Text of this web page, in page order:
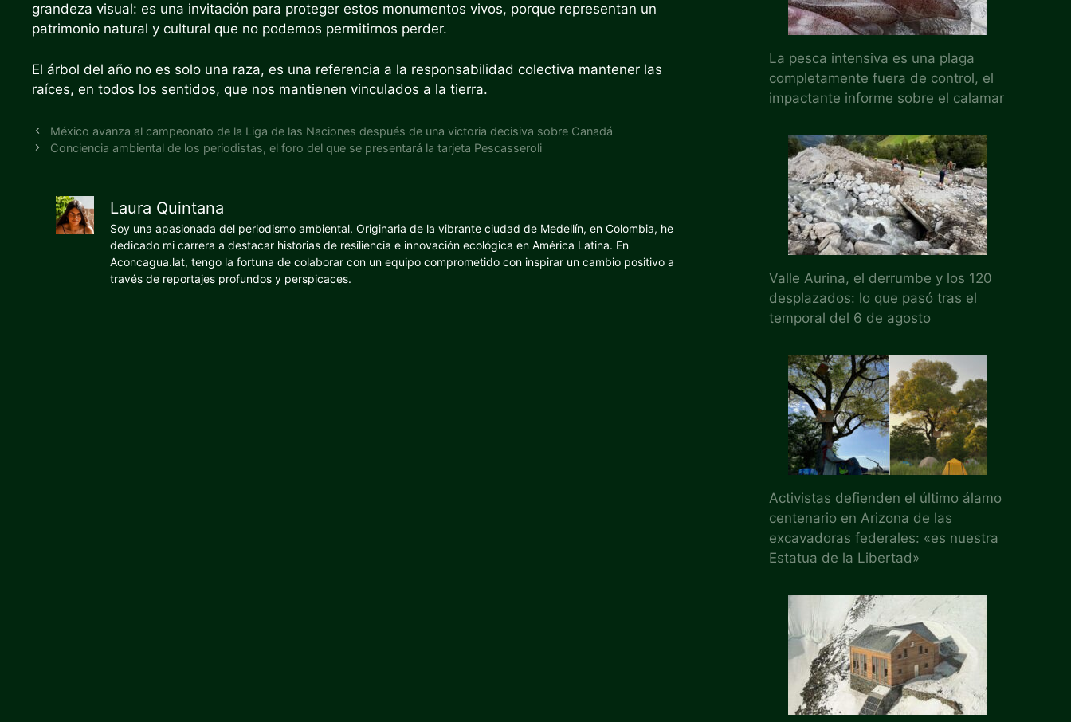
grandeza visual: es una invitación para proteger estos monumentos vivos, porque representan un
patrimonio natural y cultural que no podemos permitirnos perder.
El árbol del año no es solo una raza, es una referencia a la responsabilidad colectiva mantener las
raíces, en todos los sentidos, que nos mantienen vinculados a la tierra.
México avanza al campeonato de la Liga de las Naciones después de una victoria decisiva sobre Canadá
Conciencia ambiental de los periodistas, el foro del que se presentará la tarjeta Pescasseroli
Laura Quintana
Soy una apasionada del periodismo ambiental. Originaria de la vibrante ciudad de Medellín, en Colombia, he
dedicado mi carrera a destacar historias de resiliencia e innovación ecológica en América Latina. En
Aconcagua.lat, tengo la fortuna de colaborar con un equipo comprometido con inspirar un cambio positivo a
través de reportajes profundos y perspicaces.
La pesca intensiva es una plaga
completamente fuera de control, el
impactante informe sobre el calamar
Valle Aurina, el derrumbe y los 120
desplazados: lo que pasó tras el
temporal del 6 de agosto
Activistas defienden el último álamo
centenario en Arizona de las
excavadoras federales: «es nuestra
Estatua de la Libertad»